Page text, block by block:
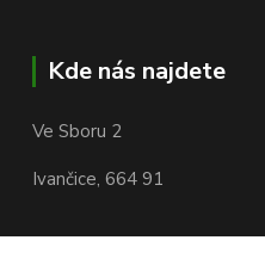
Kde nás najdete
Ve Sboru 2
Ivančice, 664 91